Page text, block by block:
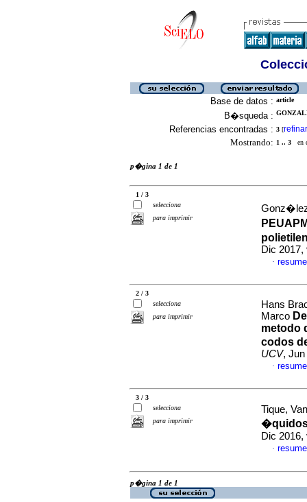
Base de datos : article
B�squeda :
Referencias encontradas : 3 [refinar
Mostrando: 1 .. 3 en
p�gina 1 de 1
1 / 3
selecciona
para imprimir
Dic 2017,
·
2 / 3
selecciona
para imprimir
Hans
Marco
metodo
codos
UCV, Jun
·
3 / 3
selecciona
para imprimir
Tique,
Dic 2016,
·
p�gina 1 de 1